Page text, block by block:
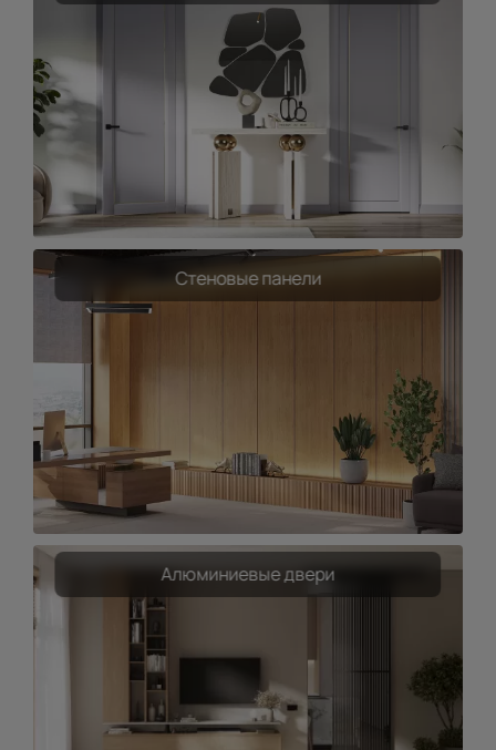
Стеновые панели
Алюминиевые двери